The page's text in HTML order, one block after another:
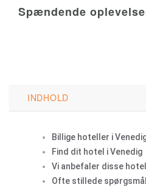
Spændende
INDHOLD
Billige hoteller i
Find dit hotel i Venedig
Vi anbefaler disse
Ofte stillede